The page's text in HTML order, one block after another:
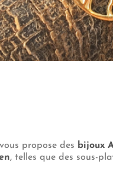
propose des bijoux
, telles que des sous-